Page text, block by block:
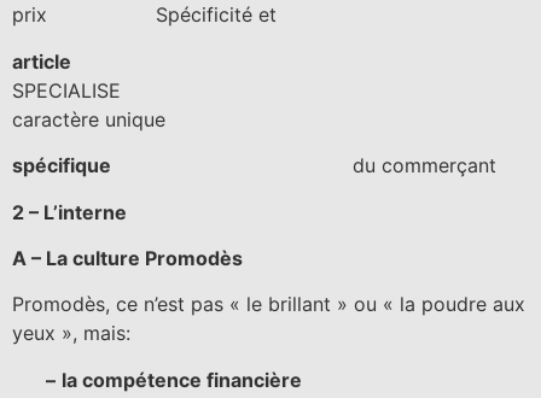
prix Spécificité et
article
SPECIALISE
caractère unique
spécifique du commerçant
2 – L’interne
A – La culture Promodès
Promodès, ce n’est pas « le brillant » ou « la poudre aux
yeux », mais:
– la compétence financière